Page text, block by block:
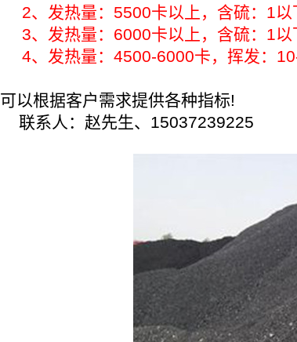
2、发热量： 5500卡以上，含硫： 1以
3、发热量： 6000卡以上，含硫： 1以
4、发热量： 4500-6000卡，挥发：
可以根据客户需求提供各种指标!
联系人：赵先生、 15037239225